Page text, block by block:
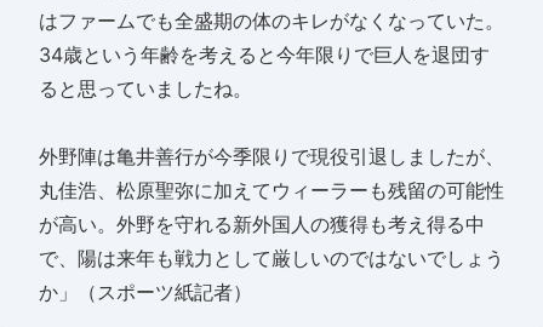
はファームでも全盛期の体のキレがなくなっていた。
34歳という年齢を考えると今年限りで巨人を退団す
ると思っていましたね。
外野陣は亀井善行が今季限りで現役引退しましたが、
丸佳浩、松原聖弥に加えてウィーラーも残留の可能性
が高い。外野を守れる新外国人の獲得も考え得る中
で、陽は来年も戦力として厳しいのではないでしょう
か」（スポーツ紙記者）